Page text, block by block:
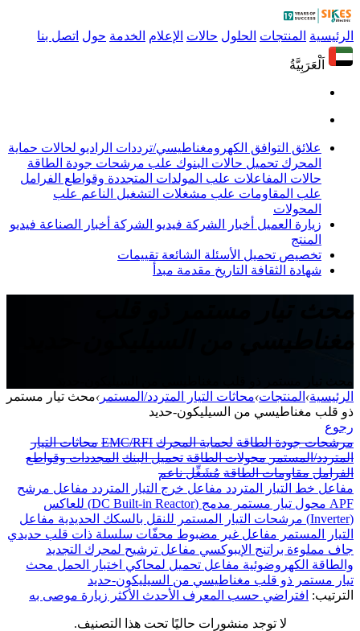
الرئيسية المنتجات الحلول حالات الإعلام الخدمة حول اتصل بنا
اَلْعَرَبِيَّةُ
علائق التوافق الكهرومغناطيسي/ترددات الراديو لحالات حماية
المحرك تحميل حالات البنوك علب مرشحات جودة الطاقة
حالات المفاعلات علب المولدات المتجددة وقواطع الفرامل
علب المقاومات علب مشغلات التشغيل الناعم علب
المحولات
زيارة العميل أخبار الشركة فيديو الشركة أخبار الصناعة فيديو
المنتج
تخصيص تحميل الأسئلة الشائعة تقييمات
شهادة الثقافة التاريخ مقدمة مبدأ
الرئيسية› المنتجات›محاثات التيار المتردد/المستمر ›محث تيار مستمر
ذو قلب مغناطيسي من السيليكون-حديد
رجوع
مرشحات جودة الطاقة لحماية المحرك EMC/RFI محاثات التيار
المتردد/المستمر محولات الطاقة تحميل البنك المجددات وقواطع
الفرامل مقاومات الطاقة مُشَغِّل ناعم
مفاعل خط التيار المتردد مفاعل خرج التيار المتردد مفاعل مرشح
APF
محول تيار مستمر مدمج (DC Built-in Reactor) للعاكس
(Inverter)
مرشحات التيار المستمر للنقل بالسكك الحديدية مفاعل
التيار المستمر مفاعل غير مضبوط محفّات سلسلة ذات قلب حديدي
جاف مملوءة براتنج الإيبوكسي مفاعل ترشيح لمحرك التجديد
والطاقة الكهروضوئية مفاعل تحميل لمحاكي اختبار الحمل محث
تيار مستمر ذو قلب مغناطيسي من السيليكون-حديد
الترتيب: افتراضي حسب المعرف الأحدث الأكثر زيارة موصى به
لا توجد منشورات حاليًا تحت هذا التصنيف.